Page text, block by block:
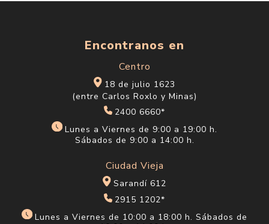
Encontranos en
Centro
18 de julio 1623
(entre Carlos Roxlo y Minas)
2400 6660*
Lunes a Viernes de 9:00 a 19:00 h.
Sábados de 9:00 a 14:00 h.
Ciudad Vieja
Sarandí 612
2915 1202*
Lunes a Viernes de 10:00 a 18:00 h. Sábados de